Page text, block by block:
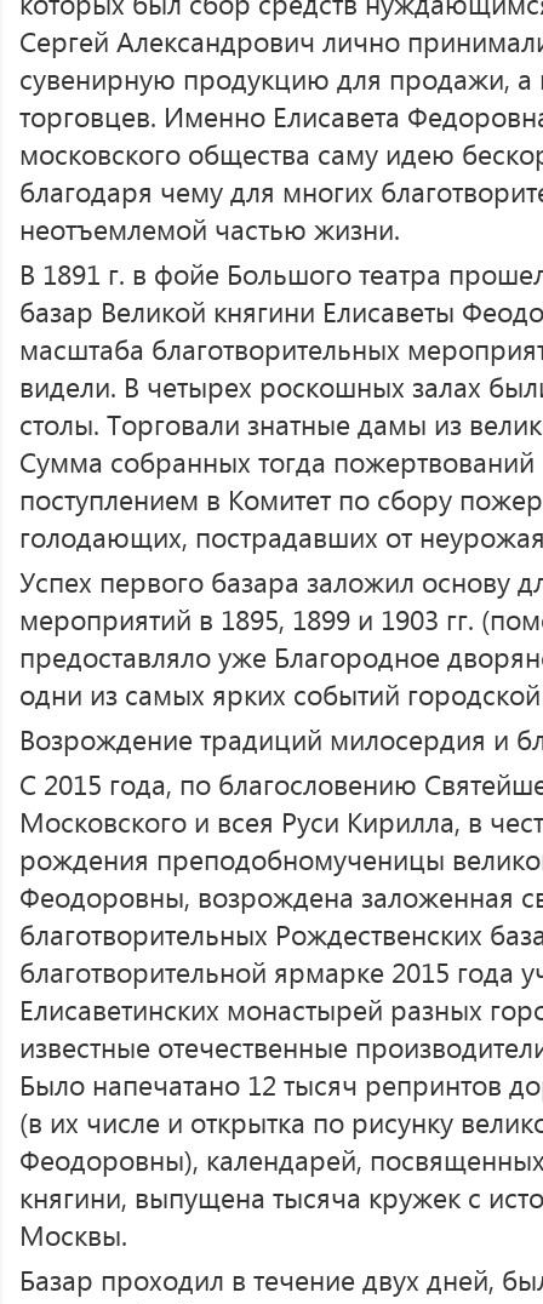
Сергей Александрович лично
сувенирную продукцию для продажи, а
торговцев. Именно Елисавета
московского общества саму идею
благодаря чему для многих
неотъемлемой частью жизни.
В 1891 г. в фойе Большого театра
базар Великой княгини Елисаветы
масштаба благотворительных
видели. В четырех роскошных залах
столы. Торговали знатные дамы из
Сумма собранных тогда
поступлением в Комитет по сбору
голодающих, пострадавших от
Успех первого базара заложил основу
мероприятий в 1895, 1899 и 1903 гг.
предоставляло уже Благородное
одни из самых ярких событий
Возрождение традиций милосердия и
С 2015 года, по благословению
Московского и всея Руси Кирилла, в
рождения преподобномученицы
Феодоровны, возрождена заложенная
благотворительных Рождественских
благотворительной ярмарке 2015 года
Елисаветинских монастырей разных
известные отечественные
Было напечатано 12 тысяч репринтов
(в их числе и открытка по рисунку
Феодоровны), календарей,
княгини, выпущена тысяча кружек с
Москвы.
Базар проходил в течение двух дней,